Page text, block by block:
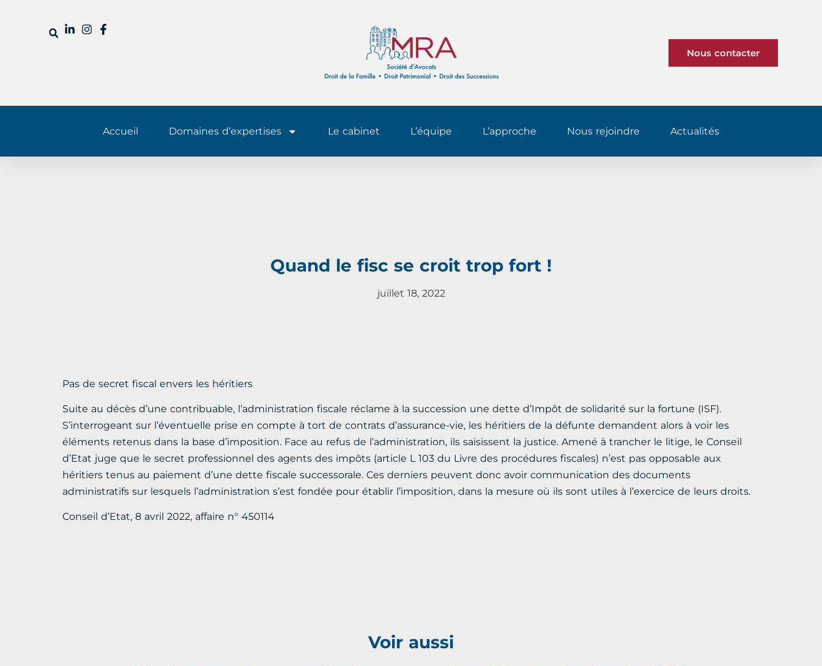
Nous contacter
Accueil Domaines d’expertises Le cabinet L’équipe L’approche Nous rejoindre Actualités
Quand le fisc se croit trop fort !
juillet 18, 2022
Pas de secret fiscal envers les héritiers
Suite au décès d’une contribuable, l’administration fiscale réclame à la succession une dette d’Impôt de solidarité sur la fortune (ISF).
S’interrogeant sur l’éventuelle prise en compte à tort de contrats d’assurance-vie, les héritiers de la défunte demandent alors à voir les
éléments retenus dans la base d’imposition. Face au refus de l’administration, ils saisissent la justice. Amené à trancher le litige, le Conseil
d’Etat juge que le secret professionnel des agents des impôts (article L 103 du Livre des procédures fiscales) n’est pas opposable aux
héritiers tenus au paiement d’une dette fiscale successorale. Ces derniers peuvent donc avoir communication des documents
administratifs sur lesquels l’administration s’est fondée pour établir l’imposition, dans la mesure où ils sont utiles à l’exercice de leurs droits.
Conseil d’Etat, 8 avril 2022, affaire n° 450114
Voir aussi